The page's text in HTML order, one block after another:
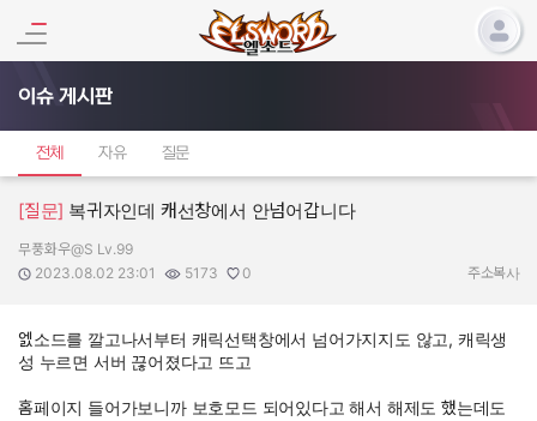
이슈 게시판
전체 자유 질문
[질문] 복귀자인데 캐선창에서 안넘어갑니다
작성자:
무풍화우@S Lv.99
작성일:
2023.08.02 23:01
조회수:
5173
추천수:
0 주소복사
엜소드를 깔고나서부터 캐릭선택창에서 넘어가지지도 않고, 캐릭생
성 누르면 서버 끊어졌다고 뜨고
홈페이지 들어가보니까 보호모드 되어있다고 해서 해제도 했는데도